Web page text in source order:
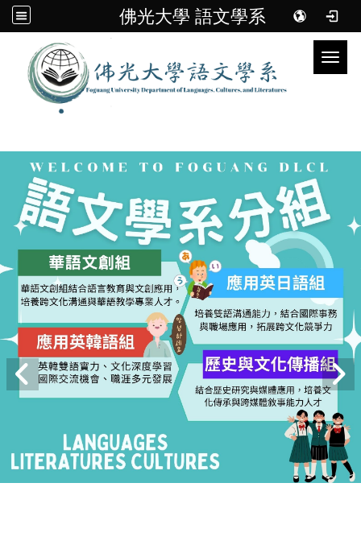
佛光大學 語文學系